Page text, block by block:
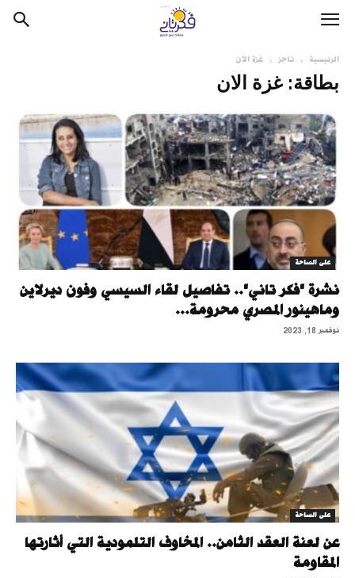
الرئيسية تاجز غزة الان
بطاقة: غزة الان
على الساحة
نشرة "فكر تاني".. تفاصيل لقاء السيسي وفون ديرلاين
وماهينور المصري محرومة...
نوفمبر 18, 2023
على الساحة
عن لعنة العقد الثامن.. المخاوف التلمودية التي أثارتها
المقاومة